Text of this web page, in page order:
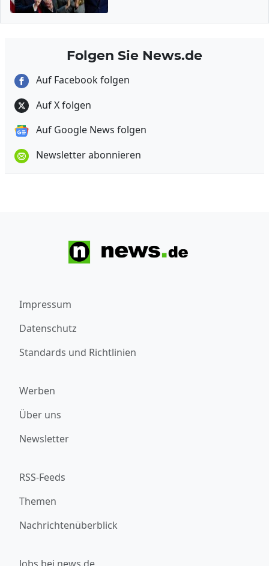
Folgen Sie News.de
Auf Facebook folgen
Auf X folgen
Auf Google News folgen
Newsletter abonnieren
Impressum
Datenschutz
Standards und Richtlinien
Werben
Über uns
Newsletter
RSS-Feeds
Themen
Nachrichtenüberblick